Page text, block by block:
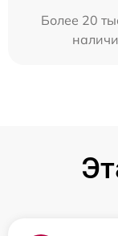
Более 20